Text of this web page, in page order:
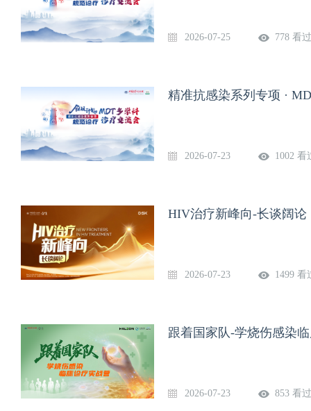
2026-07-25 778 看过
精准抗感染系列专项 ·
2026-07-23 1002 看
HIV治疗新峰向-长谈阔论
2026-07-23 1499 看
跟着国家队-学烧伤感染
2026-07-23 853 看过